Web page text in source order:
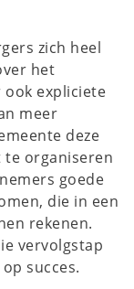
zich heel
het
expliciete
meer
deze
te organiseren
goede
die in een
rekenen.
vervolgstap
succes.